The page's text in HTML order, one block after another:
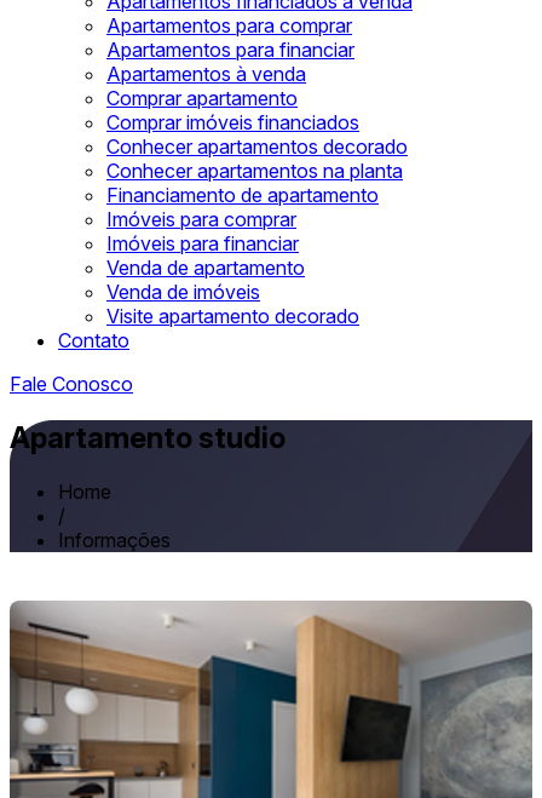
Apartamentos para comprar
Apartamentos para financiar
Apartamentos à venda
Comprar apartamento
Comprar imóveis financiados
Conhecer apartamentos decorado
Conhecer apartamentos na planta
Financiamento de apartamento
Imóveis para comprar
Imóveis para financiar
Venda de apartamento
Venda de imóveis
Visite apartamento decorado
Contato
Fale Conosco
Apartamento studio
Home
/
Informações